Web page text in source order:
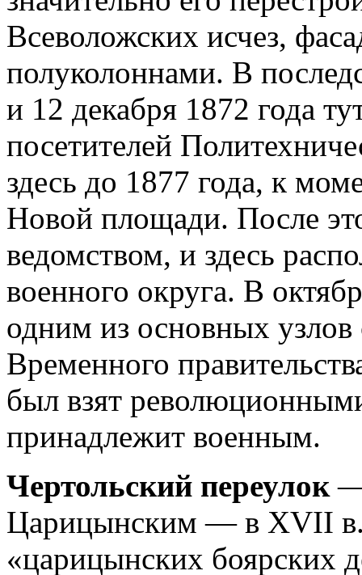
Всеволожских исчез,
полуколоннами. В
и 12 декабря 1872 года
посетителей
здесь до 1877 года, к
Новой площади. После
ведомством, и здесь
военного округа. В
одним из основных
Временного
был взят
принадлежит военным.
Чертольский переулок —
Царицынским — в XVII в.
«царицынских боярских